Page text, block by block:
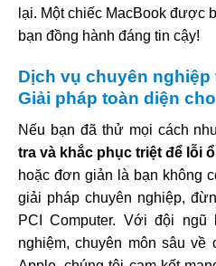
lại. Một chiếc MacBook được
bạn đồng hành đáng tin cậy!
Dịch vụ chuyên nghiệp
Giải pháp toàn diện
Nếu bạn đã thử mọi cách
tra và khắc phục triệt để lỗi
hoặc đơn giản là bạn không
giải pháp chuyên nghiệp,
PCI Computer. Với đội
nghiệm, chuyên môn sâu về